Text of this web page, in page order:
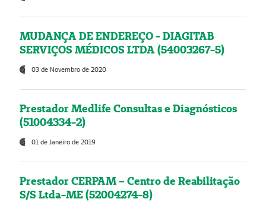
MUDANÇA DE ENDEREÇO - DIAGITAB
SERVIÇOS MÉDICOS LTDA (54003267-5)
03 de Novembro de 2020
Prestador Medlife Consultas e Diagnósticos
(51004334-2)
01 de Janeiro de 2019
Prestador CERPAM – Centro de Reabilitação
S/S Ltda-ME (52004274-8)